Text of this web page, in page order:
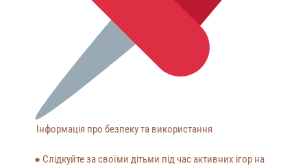
Інформація про безпеку та використання
● Слідкуйте за своїми дітьми під час активних ігор на